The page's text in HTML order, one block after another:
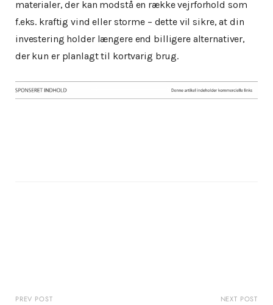
materialer, der kan modstå en række vejrforhold som
f.eks. kraftig vind eller storme – dette vil sikre, at din
investering holder længere end billigere alternativer,
der kun er planlagt til kortvarig brug.
PREV POST NEXT POST